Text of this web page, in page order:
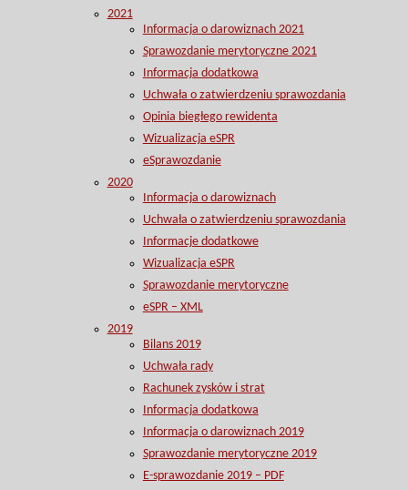
2021
Informacja o darowiznach 2021
Sprawozdanie merytoryczne 2021
Informacja dodatkowa
Uchwała o zatwierdzeniu sprawozdania
Opinia biegłego rewidenta
Wizualizacja eSPR
eSprawozdanie
2020
Informacja o darowiznach
Uchwała o zatwierdzeniu sprawozdania
Informacje dodatkowe
Wizualizacja eSPR
Sprawozdanie merytoryczne
eSPR – XML
2019
Bilans 2019
Uchwała rady
Rachunek zysków i strat
Informacja dodatkowa
Informacja o darowiznach 2019
Sprawozdanie merytoryczne 2019
E-sprawozdanie 2019 – PDF